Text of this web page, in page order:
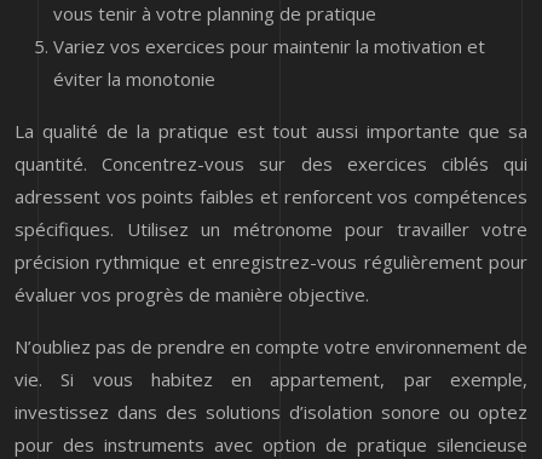
vous tenir à votre planning de pratique
Variez vos exercices pour maintenir la motivation et
éviter la monotonie
La qualité de la pratique est tout aussi importante que sa
quantité. Concentrez-vous sur des exercices ciblés qui
adressent vos points faibles et renforcent vos compétences
spécifiques. Utilisez un métronome pour travailler votre
précision rythmique et enregistrez-vous régulièrement pour
évaluer vos progrès de manière objective.
N’oubliez pas de prendre en compte votre environnement de
vie. Si vous habitez en appartement, par exemple,
investissez dans des solutions d’isolation sonore ou optez
pour des instruments avec option de pratique silencieuse